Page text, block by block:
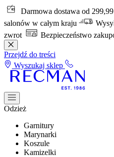
Darmowa dostawa od 299,99
salonów w całym kraju
zwrot
Bezpieczeństwo
Przejdź do treści
Wyszukaj sklep
Odzież
Garnitury
Marynarki
Koszule
Kamizelki